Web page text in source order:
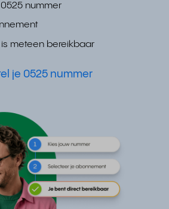
nummer
meteen bereikbaar
je 0525 nummer